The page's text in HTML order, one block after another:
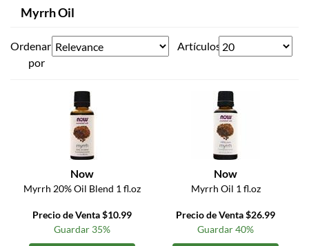
Myrrh Oil
Ordenar
por
Artículos
Now
Myrrh 20% Oil Blend 1 fl.oz
Precio de Venta $10.99
Guardar 35%
Now
Myrrh Oil 1 fl.oz
Precio de Venta $26.99
Guardar 40%